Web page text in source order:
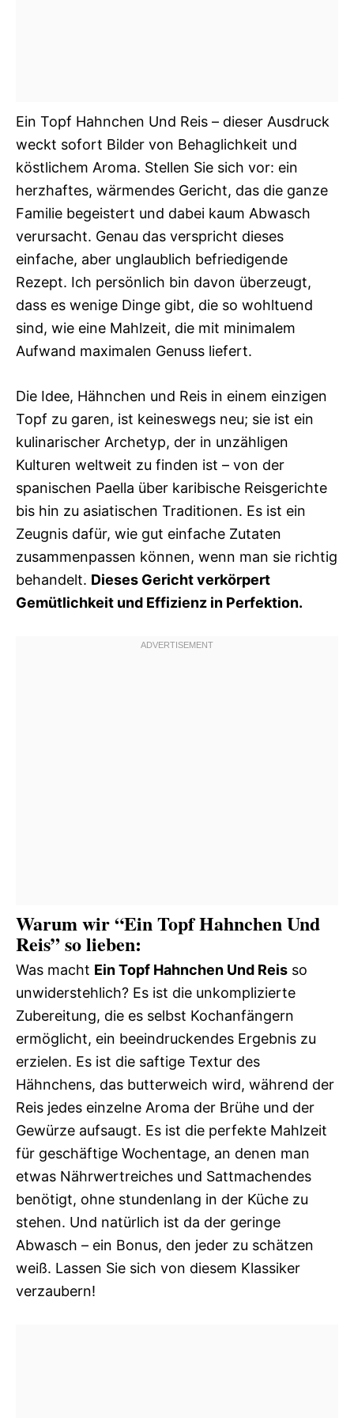
Ein Topf Hahnchen Und Reis – dieser Ausdruck
weckt sofort Bilder von Behaglichkeit und
köstlichem Aroma. Stellen Sie sich vor: ein
herzhaftes, wärmendes Gericht, das die ganze
Familie begeistert und dabei kaum Abwasch
verursacht. Genau das verspricht dieses
einfache, aber unglaublich befriedigende
Rezept. Ich persönlich bin davon überzeugt,
dass es wenige Dinge gibt, die so wohltuend
sind, wie eine Mahlzeit, die mit minimalem
Aufwand maximalen Genuss liefert.
Die Idee, Hähnchen und Reis in einem einzigen
Topf zu garen, ist keineswegs neu; sie ist ein
kulinarischer Archetyp, der in unzähligen
Kulturen weltweit zu finden ist – von der
spanischen Paella über karibische Reisgerichte
bis hin zu asiatischen Traditionen. Es ist ein
Zeugnis dafür, wie gut einfache Zutaten
zusammenpassen können, wenn man sie richtig
behandelt. Dieses Gericht verkörpert
Gemütlichkeit und Effizienz in Perfektion.
Warum wir “Ein Topf Hahnchen Und
Reis” so lieben:
Was macht Ein Topf Hahnchen Und Reis so
unwiderstehlich? Es ist die unkomplizierte
Zubereitung, die es selbst Kochanfängern
ermöglicht, ein beeindruckendes Ergebnis zu
erzielen. Es ist die saftige Textur des
Hähnchens, das butterweich wird, während der
Reis jedes einzelne Aroma der Brühe und der
Gewürze aufsaugt. Es ist die perfekte Mahlzeit
für geschäftige Wochentage, an denen man
etwas Nährwertreiches und Sattmachendes
benötigt, ohne stundenlang in der Küche zu
stehen. Und natürlich ist da der geringe
Abwasch – ein Bonus, den jeder zu schätzen
weiß. Lassen Sie sich von diesem Klassiker
verzaubern!